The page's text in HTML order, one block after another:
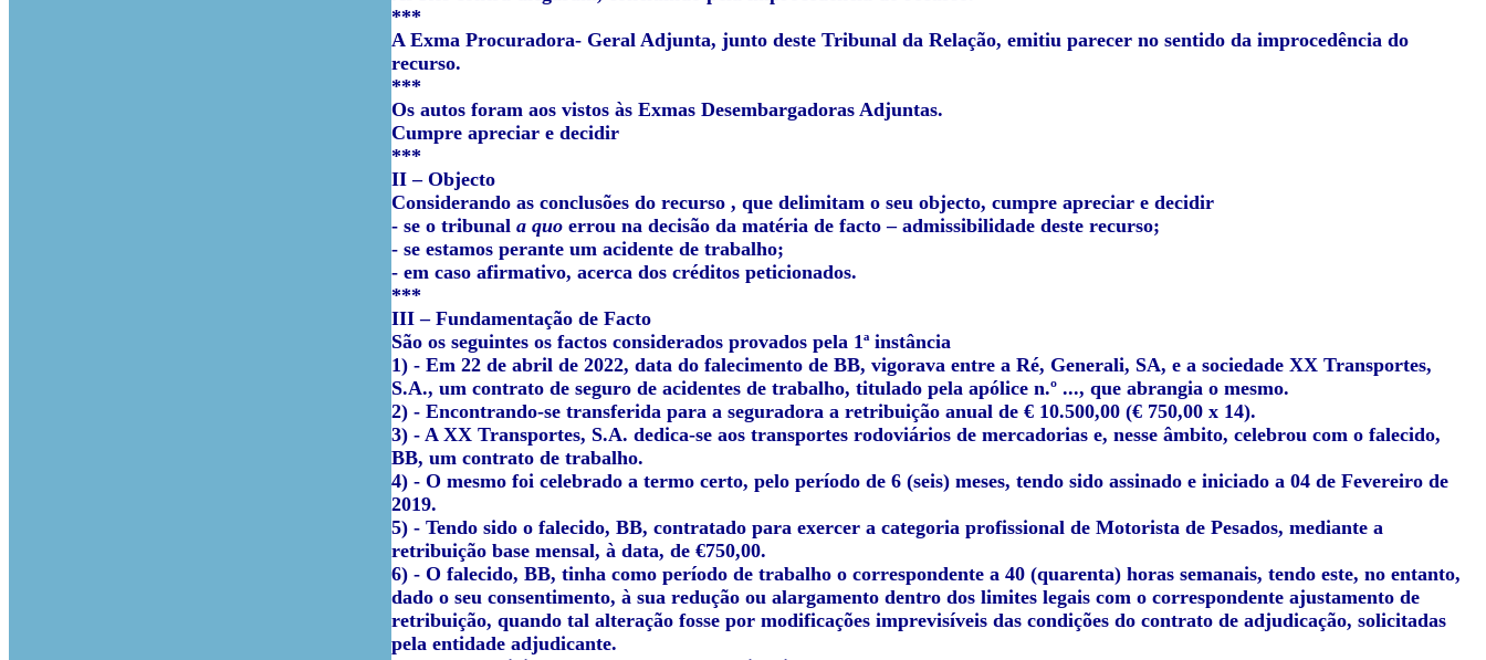
***
A Exma Procuradora- Geral Adjunta, junto deste Tribunal da Relação, emitiu parecer no sentido da improcedência do
recurso.
***
Os autos foram aos vistos às Exmas Desembargadoras Adjuntas.
Cumpre apreciar e decidir
***
II – Objecto
Considerando as conclusões do recurso , que delimitam o seu objecto, cumpre apreciar e decidir
- se o tribunal a quo errou na decisão da matéria de facto – admissibilidade deste recurso;
- se estamos perante um acidente de trabalho;
- em caso afirmativo, acerca dos créditos peticionados.
***
III – Fundamentação de Facto
São os seguintes os factos considerados provados pela 1ª instância
1) - Em 22 de abril de 2022, data do falecimento de BB, vigorava entre a Ré, Generali, SA, e a sociedade XX Transportes,
S.A., um contrato de seguro de acidentes de trabalho, titulado pela apólice n.º ..., que abrangia o mesmo.
2) - Encontrando-se transferida para a seguradora a retribuição anual de € 10.500,00 (€ 750,00 x 14).
3) - A XX Transportes, S.A. dedica-se aos transportes rodoviários de mercadorias e, nesse âmbito, celebrou com o falecido,
BB, um contrato de trabalho.
4) - O mesmo foi celebrado a termo certo, pelo período de 6 (seis) meses, tendo sido assinado e iniciado a 04 de Fevereiro de
2019.
5) - Tendo sido o falecido, BB, contratado para exercer a categoria profissional de Motorista de Pesados, mediante a
retribuição base mensal, à data, de €750,00.
6) - O falecido, BB, tinha como período de trabalho o correspondente a 40 (quarenta) horas semanais, tendo este, no entanto,
dado o seu consentimento, à sua redução ou alargamento dentro dos limites legais com o correspondente ajustamento de
retribuição, quando tal alteração fosse por modificações imprevisíveis das condições do contrato de adjudicação, solicitadas
pela entidade adjudicante.